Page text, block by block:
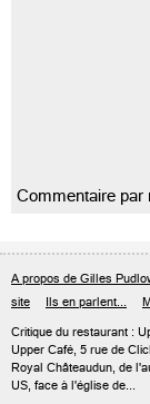
Commentaire par
A propos de Gilles
site
Ils en parlent...
Critique du restaurant :
Upper Café, 5 rue de
Royal Châteaudun, de
US, face à l'église de...